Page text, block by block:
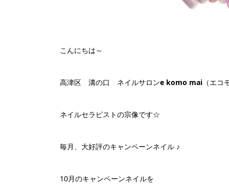
こんにちは～
高津区 溝の口 ネイルサロンe komo mai （エコ
ネイルセラピストの宗像です☆
毎月、大好評のキャンペーンネイル ♪
10月のキャンペーンネイルを